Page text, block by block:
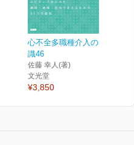
心不全多職種介入の基礎知
識46
佐藤 幸人(著)
文光堂
¥3,850